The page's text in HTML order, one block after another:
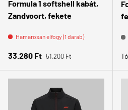
Formula 1 softshell kabát,
Zandvoort, fekete
Hamarosan elfogy (1 darab)
Eladási ár
33.280 Ft Normál ár
51.200 Ft